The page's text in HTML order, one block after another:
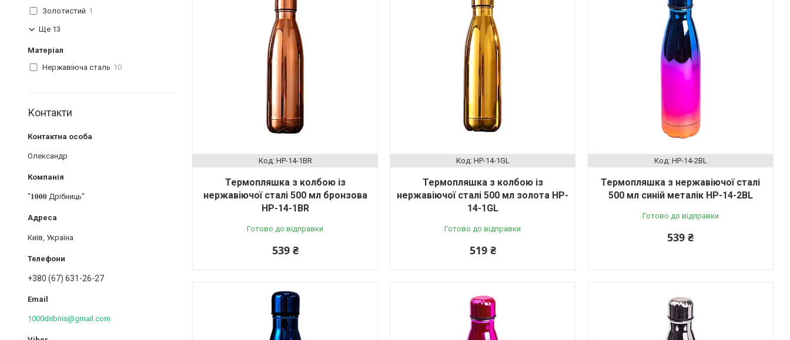
HP-14-1BR
Термопляшка з колбою із
нержавіючої сталі 500 мл бронзова
HP-14-1BR
Готово до відправки
539 ₴
HP-14-1GL
Термопляшка з колбою із
нержавіючої сталі 500 мл золота HP-
14-1GL
Готово до відправки
519 ₴
HP-14-2BL
Термопляшка з нержавіючої сталі
500 мл синій металік HP-14-2BL
Готово до відправки
539 ₴
Золотистий 1
Ще 13
Матеріал
Нержавіюча сталь 10
Контакти
Олександр
"𝟏𝟎𝟎𝟎 Дрібниць"
Київ, Україна
+380 (67) 631-26-27
1000dribnis@gmail.com